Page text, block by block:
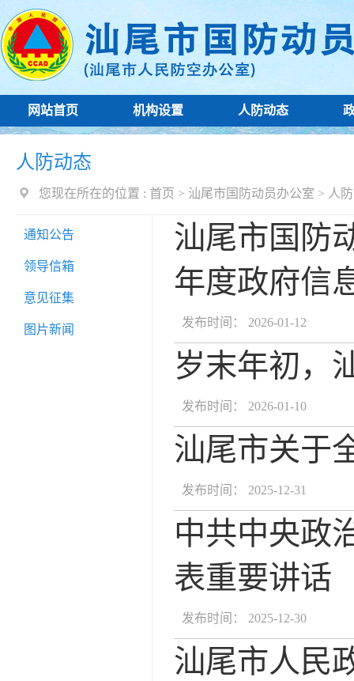
网站首页 机构设置 人防动态
人防动态
您现在所在的位置 : 首页 > 汕尾市国防动员办公室 > 人
通知公告
领导信箱
意见征集
图片新闻
汕尾市国防
年度政府信
发布时间： 2026-01-12
岁末年初，
发布时间： 2026-01-10
汕尾市关于
发布时间： 2025-12-31
中共中央政
表重要讲话
发布时间： 2025-12-30
汕尾市人民